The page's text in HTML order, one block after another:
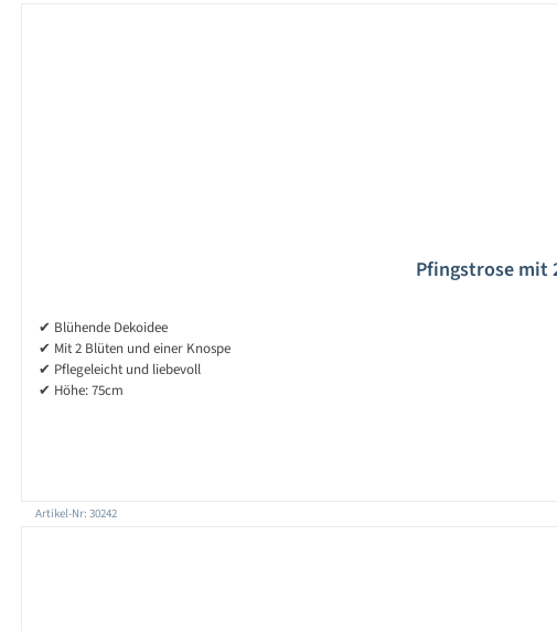
Pfingstrose mit
✔ Blühende Dekoidee
✔ Mit 2 Blüten und einer Knospe
✔ Pflegeleicht und liebevoll
✔ Höhe: 75cm
Artikel-Nr: 30242